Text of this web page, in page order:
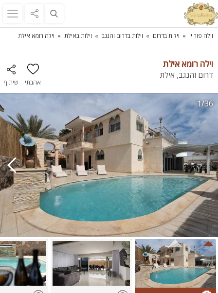
וילה פור יו וילות בדרום וילות בדרום והנגב וילות באילת וילה רומא אילת
וילה רומא אילת
דרום והנגב, אילת
אהבתי שיתוף
1/36